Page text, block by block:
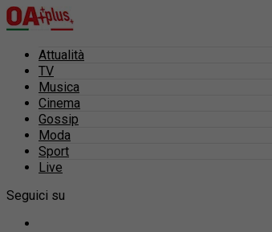
Attualità
TV
Musica
Cinema
Gossip
Moda
Sport
Live
Seguici su